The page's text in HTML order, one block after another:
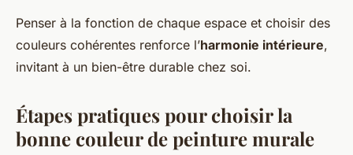
Penser à la fonction de chaque espace et choisir des
couleurs cohérentes renforce l’harmonie intérieure,
invitant à un bien-être durable chez soi.
Étapes pratiques pour choisir la
bonne couleur de peinture murale